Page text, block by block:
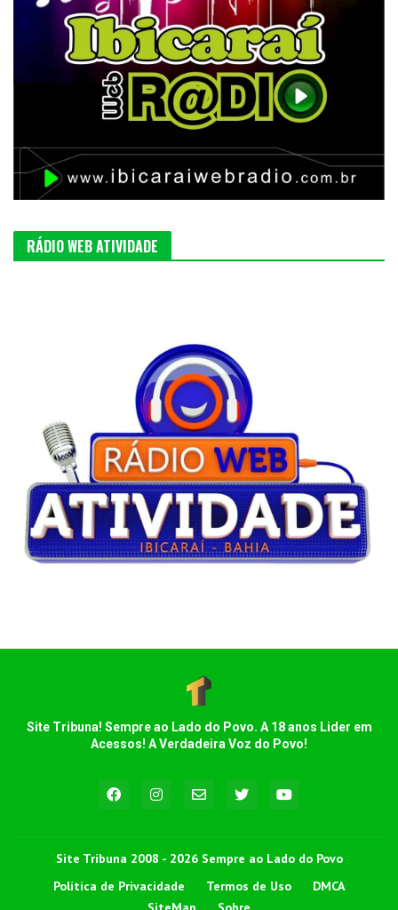
RÁDIO WEB ATIVIDADE
Site Tribuna! Sempre ao Lado do Povo. A 18 anos Lider em
Acessos! A Verdadeira Voz do Povo!
Site Tribuna 2008 - 2026 Sempre ao Lado do Povo
Política de Privacidade
Termos de Uso
DMCA